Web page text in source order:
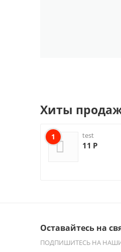
Хиты
1 test
11 Р
Оставайтесь на
ПОДПИШИТЕСЬ НА